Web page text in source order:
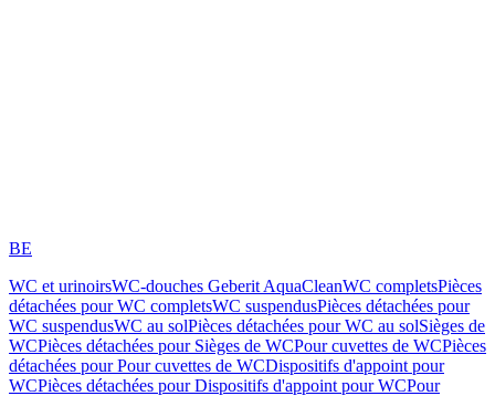
BE
WC et urinoirsWC-douches Geberit AquaCleanWC completsPièces
détachées pour WC completsWC suspendusPièces détachées pour
WC suspendusWC au solPièces détachées pour WC au solSièges de
WCPièces détachées pour Sièges de WCPour cuvettes de WCPièces
détachées pour Pour cuvettes de WCDispositifs d'appoint pour
WCPièces détachées pour Dispositifs d'appoint pour WCPour